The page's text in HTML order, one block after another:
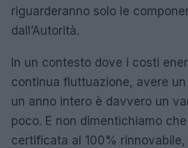
riguarderanno solo le
dall’Autorità.
In un contesto dove i costi
continua fluttuazione, avere
un anno intero è davvero un
poco. E non dimentichiamo
certificata al 100%